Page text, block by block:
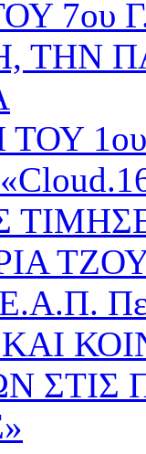
7ου
ΤΗΝ
ΤΟΥ
ΣΤΙΣ